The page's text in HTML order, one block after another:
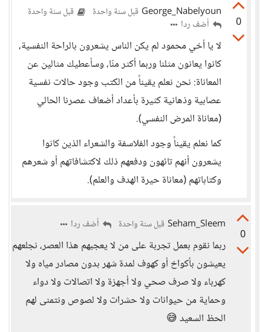
0
George_Nabelyoun قبل سنة واحدة قبل سنة واحدة
أضف ردا
لا يا أخي محمود لم يكن الناس يشعرون بالراحة النفسية،
كانوا يعانون مثلنا وربما أكثر منّا، وسأعطيك مثالين عن
المعاناة: نحن نعلم يقيناً من الكتب وجود حالات نفسية
عصابية وذهانية كثيرة بأعداد أضعاف عصرنا الحالي
(معاناة المرض النفسي).
كما نعلم يقيناً وجود الفلاسفة والشعراء الذين كانوا
يشعرون أنهم تائهون ودفعهم ذلك لاكتشافاتهم أو شعرهم
وكتاباتهم (معاناة حيرة الهدف والعلم).
0
Seham_Sleem قبل سنة واحدة أضف ردا
ربما نقوم بعمل تجربة على من لا يعجبهم هذا العصر، نجلعهم
يعيشون بأكواخ أو كهوف لمدة شهر بدون مصادر مياه ولا
كهرباء ولا صرف صحي ولا أجهزة ولا اتصالات ولا دواء
وحماية من حيوانات ولا حشرات ولا لصوص ونتمنى لهم
الحظ السعيد 😅